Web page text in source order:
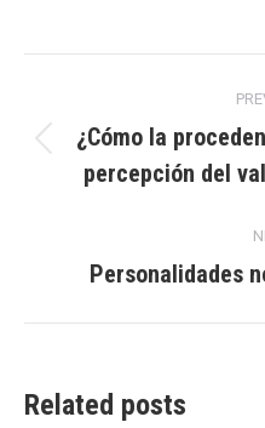
navigation
¿Cómo la
percepción del
Personalidades
Related posts